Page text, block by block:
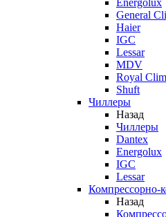
Energolux
General
Haier
IGC
Lessar
MDV
Royal
Shuft
Чиллеры
Назад
Чиллеры
Dantex
Energolux
IGC
Lessar
Компрессорно-
Назад